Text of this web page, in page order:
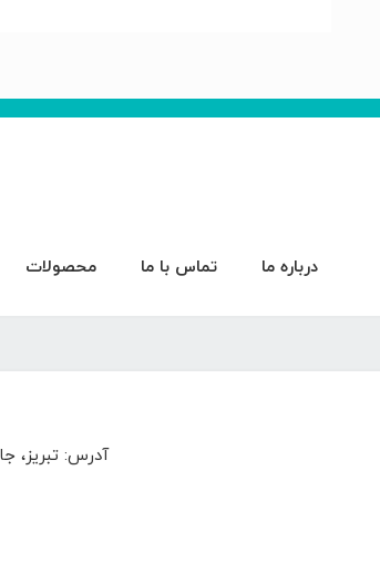
محصولات تماس با ما درباره ما
آدرس: تبریز،